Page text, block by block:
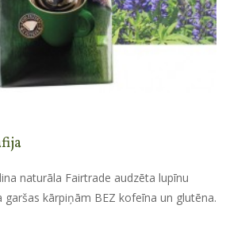
naturāla Fairtrade audzēta lupīnu
garšas kārpiņām BEZ kofeīna un glutēna.